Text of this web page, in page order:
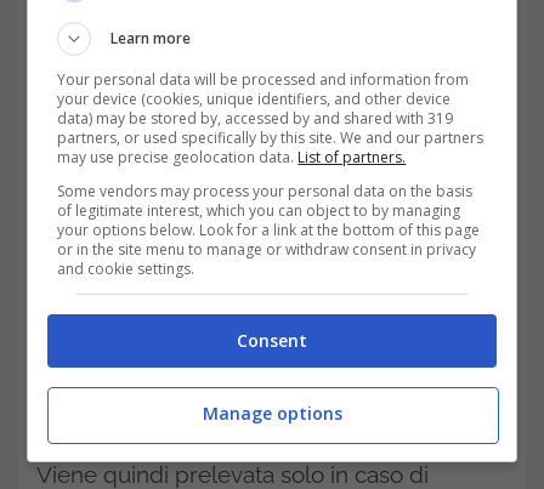
Buoni Fruttiferi Postali, imposta
sulle plusvalenze e sul capitale
investito; come evitare di pagare
il bollo?
Per tutti strumenti finanziari su cui vige
l’imposta sul capital gain, quindi anche per i
BFP, essa grava solo sulle plusvalenze.
Viene quindi prelevata solo in caso di
Learn more
Your personal data will be processed and information from
your device (cookies, unique identifiers, and other device
data) may be stored by, accessed by and shared with 319
partners, or used specifically by this site. We and our partners
may use precise geolocation data. List of partners.
Some vendors may process your personal data on the basis
of legitimate interest, which you can object to by managing
your options below. Look for a link at the bottom of this page
or in the site menu to manage or withdraw consent in privacy
and cookie settings.
Consent
Manage options